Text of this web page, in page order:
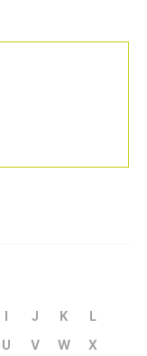
I J K
L
U V W
X